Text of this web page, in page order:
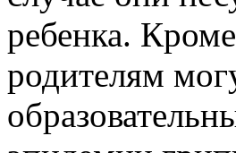
ребенка.
родителям